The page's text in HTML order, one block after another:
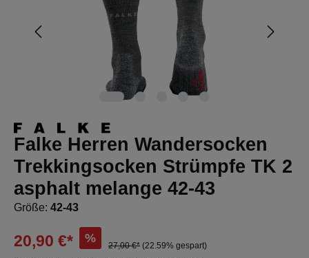
Falke Herren Wandersocken
Trekkingsocken Strümpfe TK 2
asphalt melange 42-43
Größe: 42-43
20,90 €* %
27,00 €* (22.59% gespart)